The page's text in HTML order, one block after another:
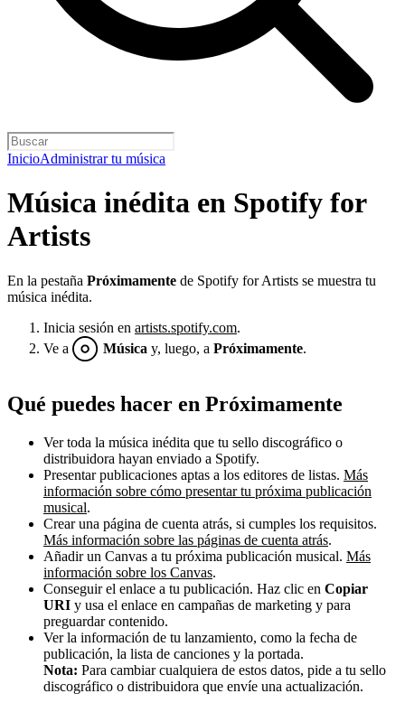
InicioAdministrar tu música
Música inédita en Spotify for
Artists
En la pestaña Próximamente de Spotify for Artists se muestra tu
música inédita.
Inicia sesión en artists.spotify.com.
Ve a
Música y, luego, a Próximamente.
Qué puedes hacer en Próximamente
Ver toda la música inédita que tu sello discográfico o
distribuidora hayan enviado a Spotify.
Presentar publicaciones aptas a los editores de listas. Más
información sobre cómo presentar tu próxima publicación
musical.
Crear una página de cuenta atrás, si cumples los requisitos.
Más información sobre las páginas de cuenta atrás.
Añadir un Canvas a tu próxima publicación musical. Más
información sobre los Canvas.
Conseguir el enlace a tu publicación. Haz clic en Copiar
URI y usa el enlace en campañas de marketing y para
preguardar contenido.
Ver la información de tu lanzamiento, como la fecha de
publicación, la lista de canciones y la portada.
Nota: Para cambiar cualquiera de estos datos, pide a tu sello
discográfico o distribuidora que envíe una actualización.